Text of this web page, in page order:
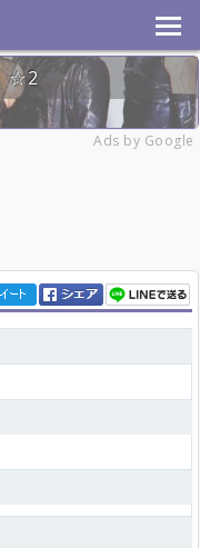
2
Ads by Google